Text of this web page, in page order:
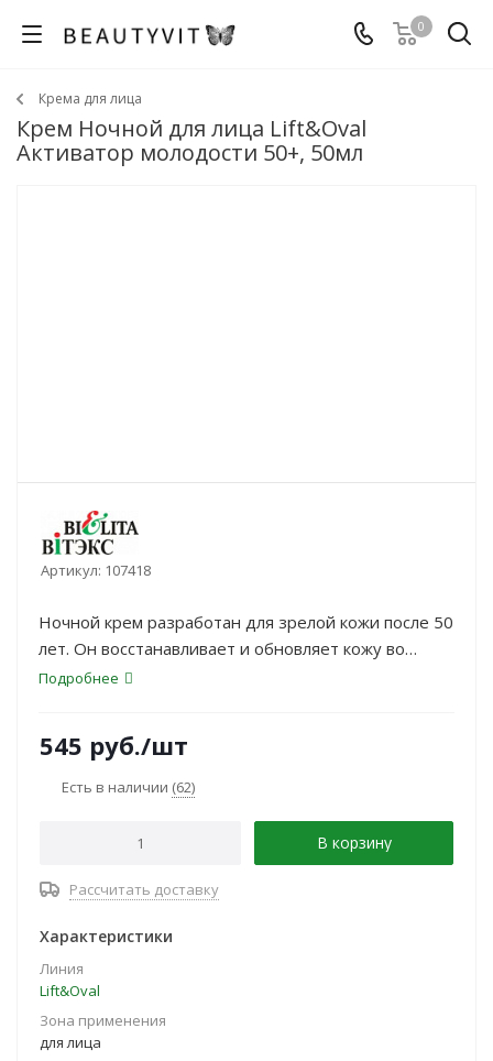
0
Крема для лица
Крем Ночной для лица Lift&Oval
Активатор молодости 50+, 50мл
Артикул: 107418
Ночной крем разработан для зрелой кожи после 50
лет. Он восстанавливает и обновляет кожу во
время сна.
Подробнее
545 руб./шт
Есть в наличии (62)
В корзину
Рассчитать доставку
Характеристики
Линия
Lift&Oval
Зона применения
для лица